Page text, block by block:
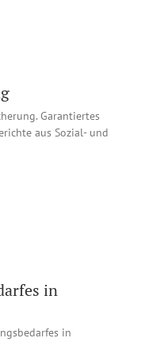
Garantiertes
aus Sozial- und
in
in